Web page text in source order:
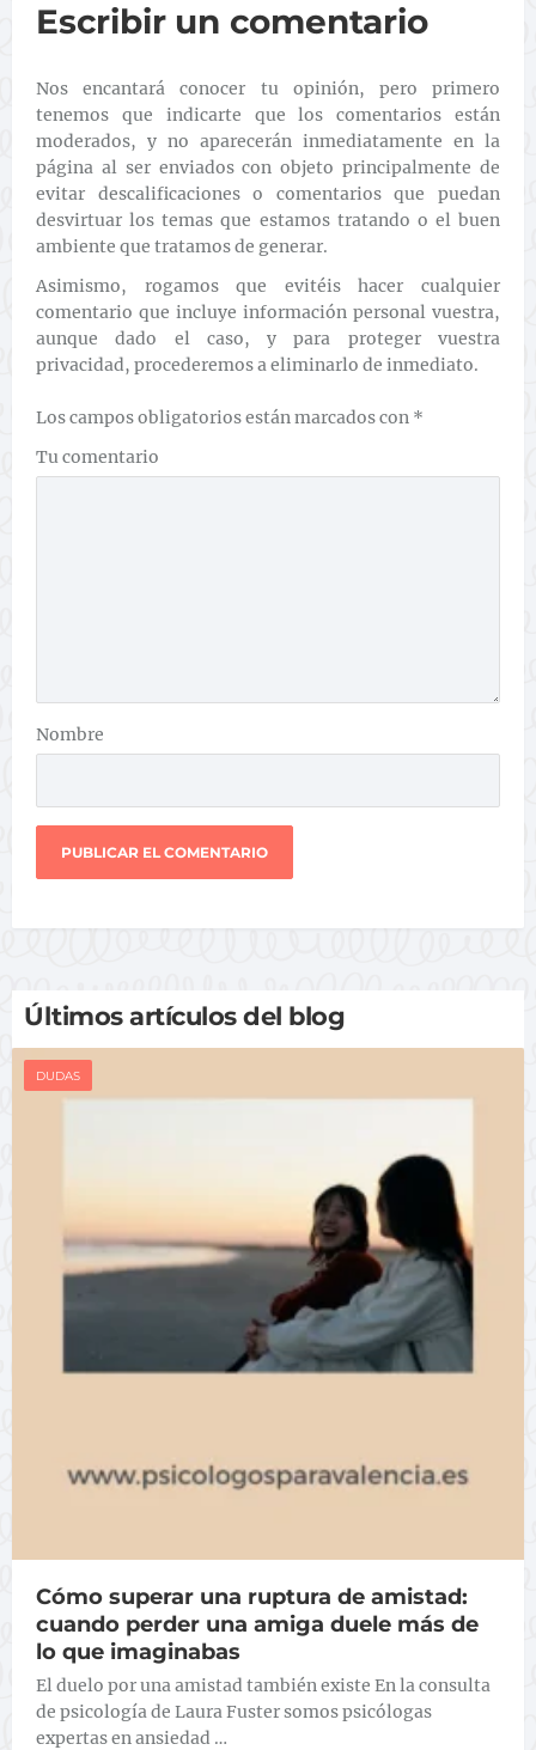
Escribir un comentario
Nos encantará conocer tu opinión, pero primero
tenemos que indicarte que los comentarios están
moderados, y no aparecerán inmediatamente en la
página al ser enviados con objeto principalmente de
evitar descalificaciones o comentarios que puedan
desvirtuar los temas que estamos tratando o el buen
ambiente que tratamos de generar.
Asimismo, rogamos que evitéis hacer cualquier
comentario que incluye información personal vuestra,
aunque dado el caso, y para proteger vuestra
privacidad, procederemos a eliminarlo de inmediato.
Los campos obligatorios están marcados con *
Tu comentario
Nombre
Últimos artículos del blog
DUDAS
Cómo superar una ruptura de amistad:
cuando perder una amiga duele más de
lo que imaginabas
El duelo por una amistad también existe En la consulta
de psicología de Laura Fuster somos psicólogas
expertas en ansiedad …